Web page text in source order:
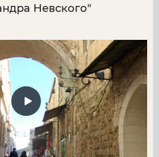
Невского"